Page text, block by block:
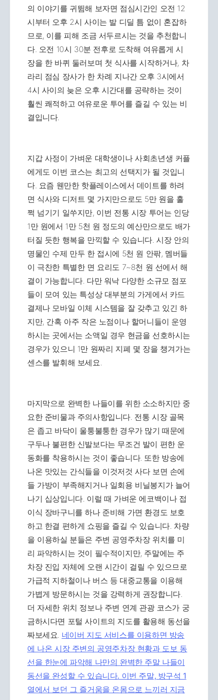
의 이야기를 귀뜀해 보자면 점심시간인 오전 12
시부터 오후 2시 사이는 발 디딜 틈 없이 혼잡하
므로, 이를 피해 조금 서두르시는 것을 추천합니
다. 오전 10시 30분 전후로 도착해 여유롭게 시
장을 한 바퀴 둘러보며 첫 식사를 시작하거나, 차
라리 점심 장사가 한 차례 지나간 오후 3시에서
4시 사이의 늦은 오후 시간대를 공략하는 것이
훨씬 쾌적하고 여유로운 투어를 즐길 수 있는 비
결입니다.
지갑 사정이 가벼운 대학생이나 사회초년생 커플
에게도 이번 코스는 최고의 선택지가 될 것입니
다. 요즘 웬만한 핫플레이스에서 데이트를 하려
면 식사와 디저트 몇 가지만으로도 5만 원을 훌
쩍 넘기기 일쑤지만, 이번 전통 시장 투어는 인당
1만 원에서 1만 5천 원 정도의 예산만으로도 배가
터질 듯한 행복을 만끽할 수 있습니다. 시장 안의
명물인 수제 만두 한 접시에 5천 원 안팎, 멤버들
이 극찬한 특별한 면 요리도 7~8천 원 선에서 해
결이 가능합니다. 다만 워낙 다양한 소규모 점포
들이 모여 있는 특성상 대부분의 가게에서 카드
결제나 모바일 이체 시스템을 잘 갖추고 있긴 하
지만, 간혹 아주 작은 노점이나 할머니들이 운영
하시는 곳에서는 소액일 경우 현금을 선호하시는
경우가 있으니 1만 원짜리 지폐 몇 장을 챙겨가는
센스를 발휘해 보세요.
마지막으로 완벽한 나들이를 위한 소소하지만 중
요한 준비물과 주의사항입니다. 전통 시장 골목
은 좁고 바닥이 울퉁불퉁한 경우가 많기 때문에
구두나 불편한 신발보다는 무조건 발이 편한 운
동화를 착용하시는 것이 좋습니다. 또한 방송에
나온 맛있는 간식들을 이것저것 사다 보면 손에
들 가방이 부족해지거나 일회용 비닐봉지가 늘어
나기 십상입니다. 이럴 때 가벼운 에코백이나 접
이식 장바구니를 하나 준비해 가면 환경도 보호
하고 한결 편하게 쇼핑을 즐길 수 있습니다. 차량
을 이용하실 분들은 주변 공영주차장 위치를 미
리 파악하시는 것이 필수적이지만, 주말에는 주
차장 진입 자체에 오랜 시간이 걸릴 수 있으므로
가급적 지하철이나 버스 등 대중교통을 이용해
가볍게 방문하시는 것을 강력하게 권장합니다.
더 자세한 위치 정보나 주변 연계 관광 코스가 궁
금하시다면 포털 사이트의 지도를 활용해 동선을
짜보세요. 네이버 지도 서비스를 이용하면 방송
에 나온 시장 주변의 공영주차장 현황과 도보 동
선을 한눈에 파악해 나만의 완벽한 주말 나들이
동선을 완성할 수 있습니다. 이번 주말, 방구석 1
열에서 보던 그 즐거움을 온몸으로 느끼러 지금